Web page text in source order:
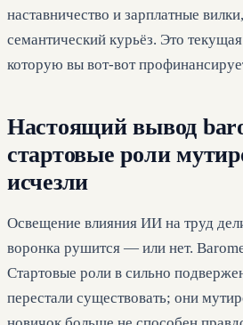
наставничество и зарплатные
семантический курьёз. Это
которую вы вот-вот
Настоящий вывод
стартовые роли
исчезли
Освещение влияния ИИ на труд
воронка рушится — или нет.
Стартовые роли в сильно
перестали существовать; они